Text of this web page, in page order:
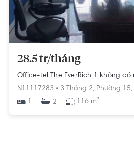
28.5 tr/tháng
N11117283 • 3 Tháng 2, Phường 15,
1
2 116 m²